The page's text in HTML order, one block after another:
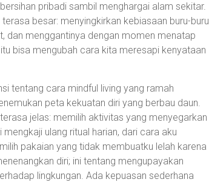
pribadi sambil menghargai alam sekitar.
besar: menyingkirkan kebiasaan buru-buru
dan menggantinya dengan momen menatap
bisa mengubah cara kita meresapi kenyataan
tentang cara mindful living yang ramah
peta kekuatan diri yang berbau daun.
jelas: memilih aktivitas yang menyegarkan
ulang ritual harian, dari cara aku
pakaian yang tidak membuatku lelah karena
diri; ini tentang mengupayakan
lingkungan. Ada kepuasan sederhana